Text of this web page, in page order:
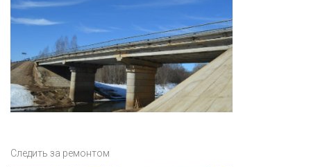
Следить за ремонтом